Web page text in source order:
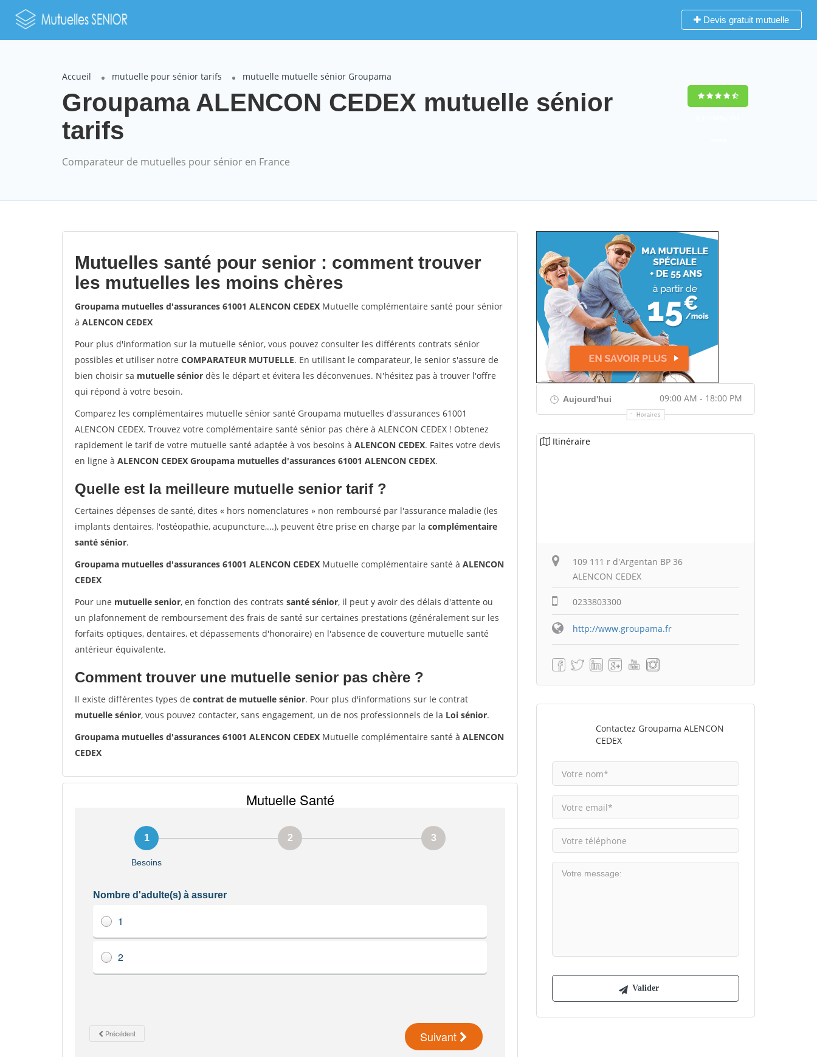
Devis gratuit mutuelle
Accueil mutuelle pour sénior tarifs mutuelle mutuelle sénior Groupama
Groupama ALENCON CEDEX mutuelle sénior
tarifs
Comparateur de mutuelles pour sénior en France
Mutuelles santé pour senior : comment trouver
les mutuelles les moins chères
Groupama mutuelles d'assurances 61001 ALENCON CEDEX Mutuelle complémentaire santé pour sénior
à ALENCON CEDEX
Pour plus d'information sur la mutuelle sénior, vous pouvez consulter les différents contrats sénior
possibles et utiliser notre COMPARATEUR MUTUELLE. En utilisant le comparateur, le senior s'assure de
bien choisir sa mutuelle sénior dès le départ et évitera les déconvenues. N'hésitez pas à trouver l'offre
qui répond à votre besoin.
Comparez les complémentaires mutuelle sénior santé Groupama mutuelles d'assurances 61001
ALENCON CEDEX. Trouvez votre complémentaire santé sénior pas chère à ALENCON CEDEX ! Obtenez
rapidement le tarif de votre mutuelle santé adaptée à vos besoins à ALENCON CEDEX. Faites votre devis
en ligne à ALENCON CEDEX Groupama mutuelles d'assurances 61001 ALENCON CEDEX.
Quelle est la meilleure mutuelle senior tarif ?
Certaines dépenses de santé, dites « hors nomenclatures » non remboursé par l'assurance maladie (les
implants dentaires, l'ostéopathie, acupuncture,...), peuvent être prise en charge par la complémentaire
santé sénior.
Groupama mutuelles d'assurances 61001 ALENCON CEDEX Mutuelle complémentaire santé à ALENCON
CEDEX
Pour une mutuelle senior, en fonction des contrats santé sénior, il peut y avoir des délais d'attente ou
un plafonnement de remboursement des frais de santé sur certaines prestations (généralement sur les
forfaits optiques, dentaires, et dépassements d'honoraire) en l'absence de couverture mutuelle santé
antérieur équivalente.
Comment trouver une mutuelle senior pas chère ?
Il existe différentes types de contrat de mutuelle sénior. Pour plus d'informations sur le contrat
mutuelle sénior, vous pouvez contacter, sans engagement, un de nos professionnels de la Loi sénior.
Groupama mutuelles d'assurances 61001 ALENCON CEDEX Mutuelle complémentaire santé à ALENCON
CEDEX
Aujourd'hui 09:00 AM - 18:00 PM
Horaires
Itinéraire
109 111 r d'Argentan BP 36
ALENCON CEDEX
0233803300
http://www.groupama.fr
Contactez Groupama ALENCON
CEDEX